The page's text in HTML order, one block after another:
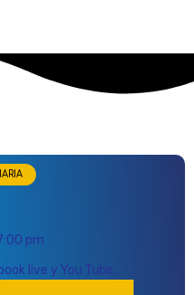
pm
live y You Tube.